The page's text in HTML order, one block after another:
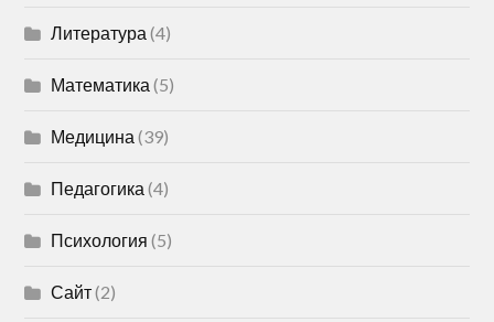
Литература (4)
Математика (5)
Медицина (39)
Педагогика (4)
Психология (5)
Сайт(2)